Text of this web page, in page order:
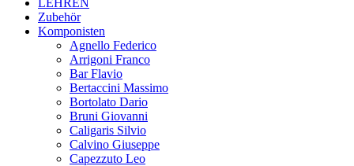
LEHREN
Zubehör
Komponisten
Agnello Federico
Arrigoni Franco
Bar Flavio
Bertaccini Massimo
Bortolato Dario
Bruni Giovanni
Caligaris Silvio
Calvino Giuseppe
Capezzuto Leo